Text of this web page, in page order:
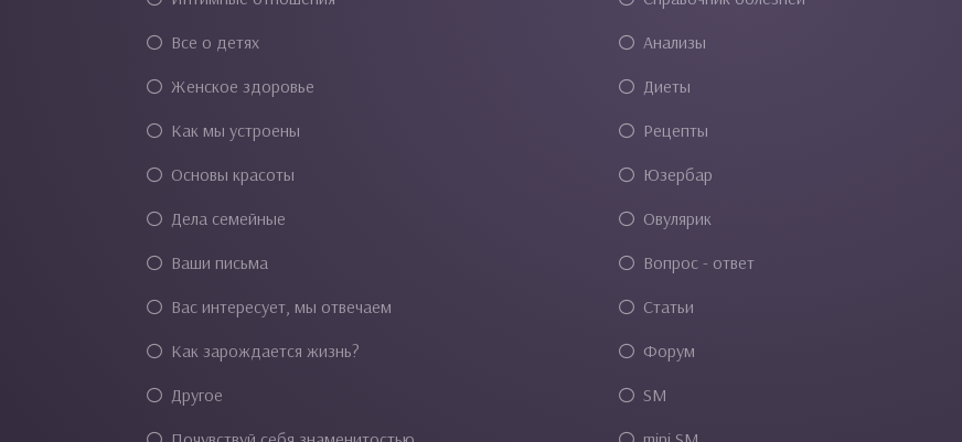
Все о детях
Женское здоровье
Как мы устроены
Основы красоты
Дела семейные
Ваши письма
Вас интересует, мы отвечаем
Как зарождается жизнь?
Другое
Анализы
Диеты
Рецепты
Юзербар
Овулярик
Вопрос - ответ
Статьи
Форум
SM